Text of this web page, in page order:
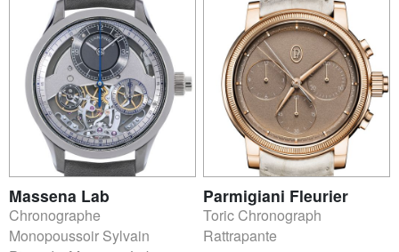
Massena Lab
Chronographe
Monopoussoir Sylvain
Parmigiani Fleurier
Toric Chronograph
Rattrapante